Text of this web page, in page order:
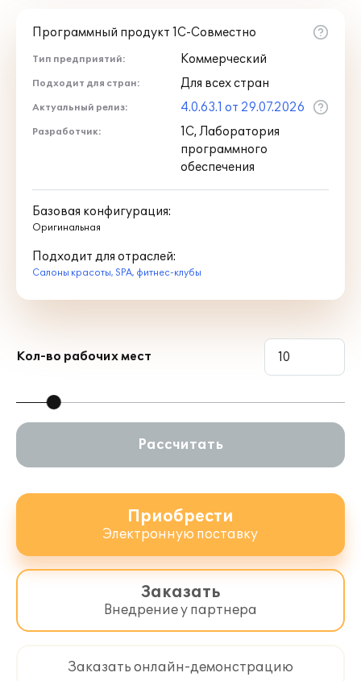
Программный продукт 1С-Совместно
Тип предприятий: Коммерческий
Подходит для стран: Для всех стран
Актуальный релиз: 4.0.63.1 от 29.07.2026
Разработчик:
1С, Лаборатория
программного
обеспечения
Базовая конфигурация:
Оригинальная
Подходит для отраслей:
Салоны красоты, SPA, фитнес-клубы
Кол-во рабочих мест
Рассчитать
Приобрести
Электронную поставку
Заказать
Внедрение у партнера
Заказать онлайн-демонстрацию